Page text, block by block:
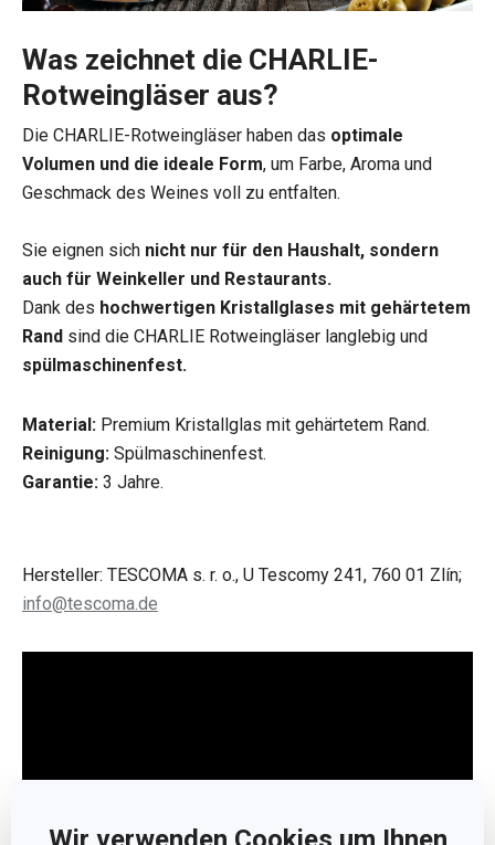
Was zeichnet die CHARLIE-
Rotweingläser aus?
Die CHARLIE-Rotweingläser haben das optimale
Volumen und die ideale Form, um Farbe, Aroma und
Geschmack des Weines voll zu entfalten.
Sie eignen sich nicht nur für den Haushalt, sondern
auch für Weinkeller und Restaurants.
Dank des hochwertigen Kristallglases mit gehärtetem
Rand sind die CHARLIE Rotweingläser langlebig und
spülmaschinenfest.
Material: Premium Kristallglas mit gehärtetem Rand.
Reinigung: Spülmaschinenfest.
Garantie: 3 Jahre.
Hersteller: TESCOMA s. r. o., U Tescomy 241, 760 01 Zlín;
info@tescoma.de